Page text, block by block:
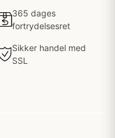
365 dages
fortrydelsesret
Sikker handel med
SSL